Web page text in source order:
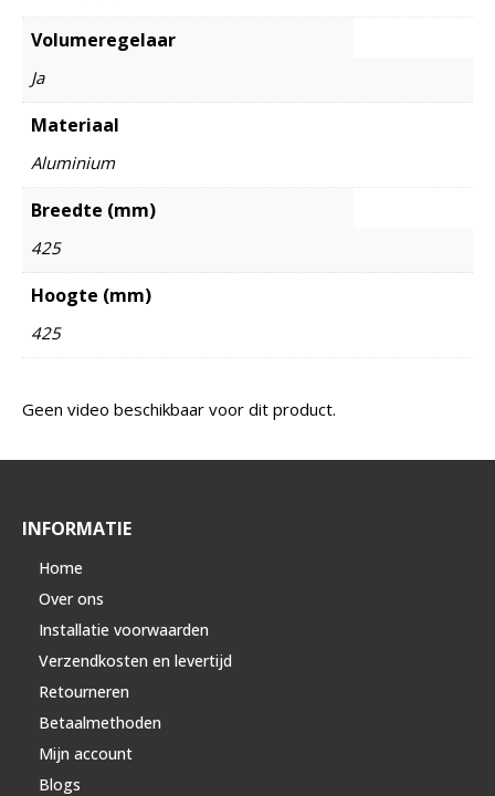
Volumeregelaar
Ja
Materiaal
Aluminium
Breedte (mm)
425
Hoogte (mm)
425
Geen video beschikbaar voor dit product.
INFORMATIE
Home
Over ons
Installatie voorwaarden
Verzendkosten en levertijd
Retourneren
Betaalmethoden
Mijn account
Blogs